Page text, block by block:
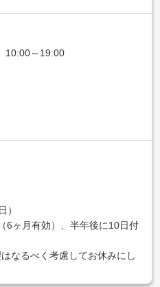
10:00～19:00
）
6ヶ月有効）、半年後に10日付
なるべく考慮してお休みにし